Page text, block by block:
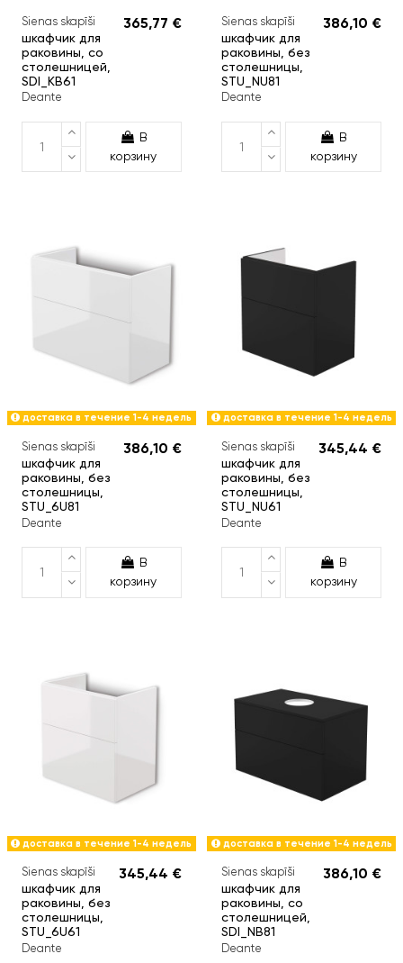
Sienas skapīši
шкафчик для
раковины, со
столешницей,
SDI_KB61
Deante
365,77 €
В
корзину
Sienas skapīši
шкафчик для
раковины, без
столешницы,
STU_NU81
Deante
386,10 €
В
корзину
доставка в течение 1-4 недель
Sienas skapīši
шкафчик для
раковины, без
столешницы,
STU_6U81
Deante
386,10 €
В
корзину
доставка в течение 1-4 недель
Sienas skapīši
шкафчик для
раковины, без
столешницы,
STU_NU61
Deante
345,44 €
В
корзину
доставка в течение 1-4 недель
Sienas skapīši
шкафчик для
раковины, без
столешницы,
STU_6U61
Deante
345,44 €
доставка в течение 1-4 недель
Sienas skapīši
шкафчик для
раковины, со
столешницей,
SDI_NB81
Deante
386,10 €